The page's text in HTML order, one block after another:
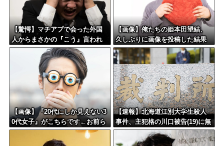
【驚愕】マチアプで会った外国
人からまさかの『こう』言われ
たんやがこれワイ詰み
か？？？？？？？
【画像】俺たちの姫本田望結、
久しぶりに画像を投稿した結果
→やっぱりワイらの姫だったw w
w w w w w w w w
【画像】『20代にしか見えない3
0代女子』がこちらです←お前ら
から見てどう？？？？？？？
【速報】北海道江別大学生殺人
事件、主犯格の川口被告(19)に無
期懲役の判決←これ、妥当だと
思う？？？？？？